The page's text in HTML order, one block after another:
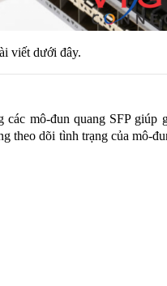
viết dưới đây.
mô-đun quang SFP giúp
theo dõi tình trạng của mô-